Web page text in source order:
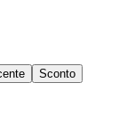
Sconto